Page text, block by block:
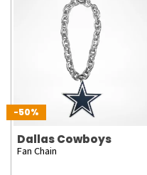
-50%
Dallas Cowboys
Fan Chain